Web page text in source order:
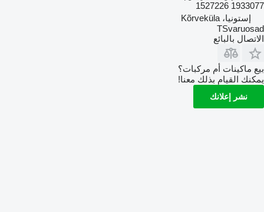
1933077 1527226
إستونيا، Kõrveküla
TSvaruosad
الاتصال بالبائع
بيع ماكينات أم مركبات؟
يمكنك القيام بذلك معنا!
نشر إعلانك